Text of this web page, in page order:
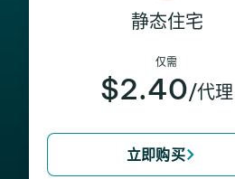
静态住宅
仅需
$2.40/代理
立即购买